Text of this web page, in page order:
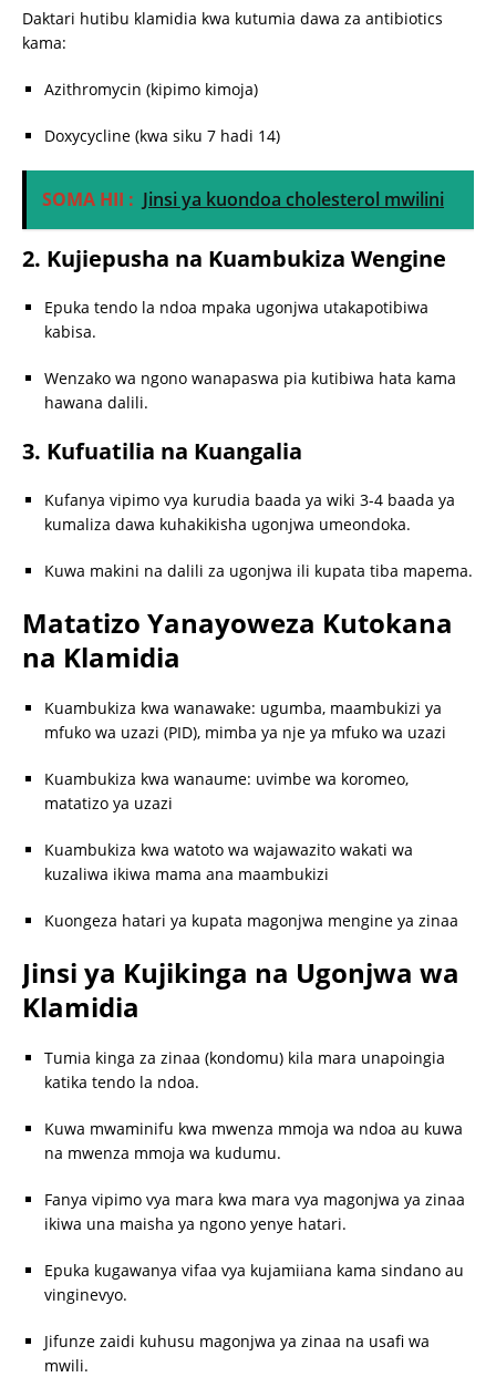
Daktari hutibu klamidia kwa kutumia dawa za antibiotics
kama:
Azithromycin (kipimo kimoja)
Doxycycline (kwa siku 7 hadi 14)
SOMA HII : Jinsi ya kuondoa cholesterol mwilini
2. Kujiepusha na Kuambukiza Wengine
Epuka tendo la ndoa mpaka ugonjwa utakapotibiwa
kabisa.
Wenzako wa ngono wanapaswa pia kutibiwa hata kama
hawana dalili.
3. Kufuatilia na Kuangalia
Kufanya vipimo vya kurudia baada ya wiki 3-4 baada ya
kumaliza dawa kuhakikisha ugonjwa umeondoka.
Kuwa makini na dalili za ugonjwa ili kupata tiba mapema.
Matatizo Yanayoweza Kutokana
na Klamidia
Kuambukiza kwa wanawake: ugumba, maambukizi ya
mfuko wa uzazi (PID), mimba ya nje ya mfuko wa uzazi
Kuambukiza kwa wanaume: uvimbe wa koromeo,
matatizo ya uzazi
Kuambukiza kwa watoto wa wajawazito wakati wa
kuzaliwa ikiwa mama ana maambukizi
Kuongeza hatari ya kupata magonjwa mengine ya zinaa
Jinsi ya Kujikinga na Ugonjwa wa
Klamidia
Tumia kinga za zinaa (kondomu) kila mara unapoingia
katika tendo la ndoa.
Kuwa mwaminifu kwa mwenza mmoja wa ndoa au kuwa
na mwenza mmoja wa kudumu.
Fanya vipimo vya mara kwa mara vya magonjwa ya zinaa
ikiwa una maisha ya ngono yenye hatari.
Epuka kugawanya vifaa vya kujamiiana kama sindano au
vinginevyo.
Jifunze zaidi kuhusu magonjwa ya zinaa na usafi wa
mwili.